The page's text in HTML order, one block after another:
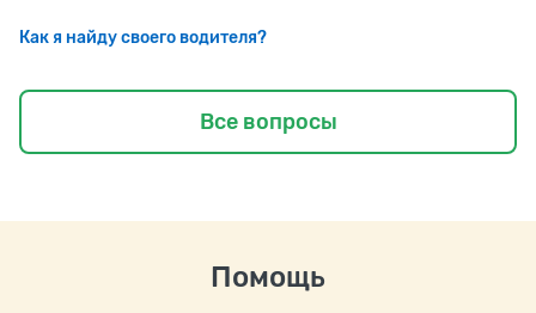
Как я найду своего водителя?
Все вопросы
Помощь